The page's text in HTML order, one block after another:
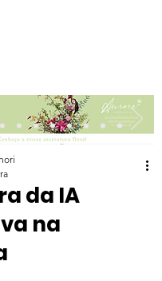
da IA
na
NaN de 5 estrelas.